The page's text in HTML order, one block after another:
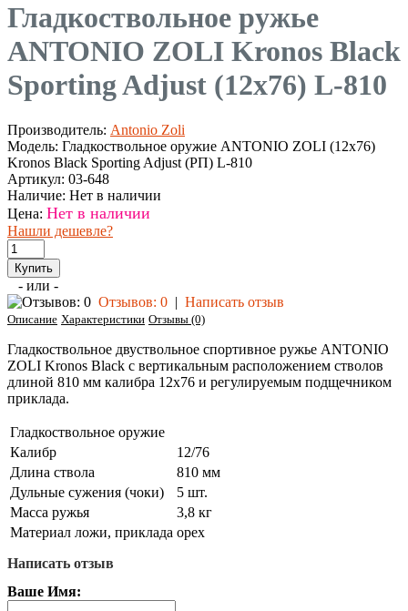
Гладкоствольное ружье
ANTONIO ZOLI Kronos Black
Sporting Adjust (12x76) L-810
Производитель: Antonio Zoli
Модель: Гладкоствольное оружие ANTONIO ZOLI (12x76)
Kronos Black Sporting Adjust (РП) L-810
Артикул: 03-648
Наличие: Нет в наличии
Цена: Нет в наличии
Нашли дешевле?
- или -
Отзывов: 0 | Написать отзыв
Описание Характеристики Отзывы (0)
Гладкоствольное двуствольное спортивное ружье ANTONIO
ZOLI Kronos Black с вертикальным расположением стволов
длиной 810 мм калибра 12х76 и регулируемым подщечником
приклада.
Гладкоствольное оружие
Калибр
12/76
Длина ствола
810 мм
Дульные сужения (чоки)
5 шт.
Масса ружья
3,8 кг
Материал ложи, приклада орех
Написать отзыв
Ваше Имя: